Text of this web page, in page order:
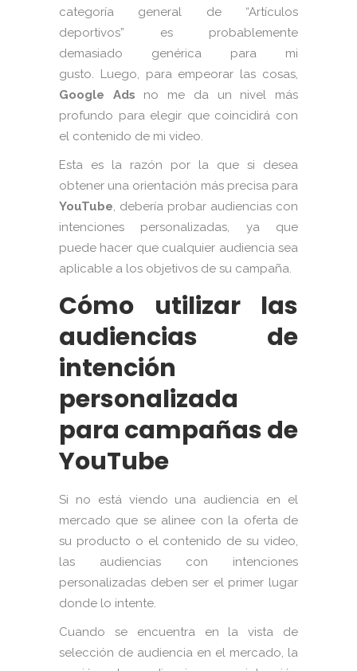
categoría general de “Artículos
deportivos” es probablemente
demasiado genérica para mi
gusto. Luego, para empeorar las cosas,
Google Ads no me da un nivel más
profundo para elegir que coincidirá con
el contenido de mi video.
Esta es la razón por la que si desea
obtener una orientación más precisa para
YouTube, debería probar audiencias con
intenciones personalizadas, ya que
puede hacer que cualquier audiencia sea
aplicable a los objetivos de su campaña.
Cómo utilizar las
audiencias de
intención
personalizada
para campañas de
YouTube
Si no está viendo una audiencia en el
mercado que se alinee con la oferta de
su producto o el contenido de su video,
las audiencias con intenciones
personalizadas deben ser el primer lugar
donde lo intente.
Cuando se encuentra en la vista de
selección de audiencia en el mercado, la